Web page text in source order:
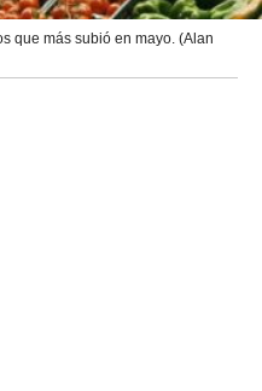
que más subió en mayo. (Alan